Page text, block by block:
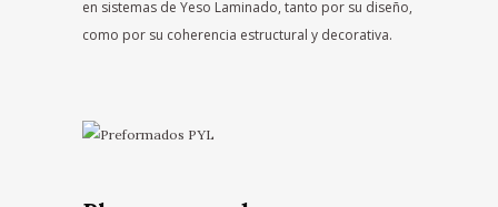
en sistemas de Yeso Laminado, tanto por su diseño,
como por su coherencia estructural y decorativa.